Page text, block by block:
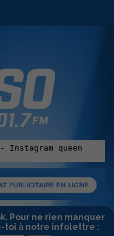
Pour ne rien manquer
toi à notre infolettre :